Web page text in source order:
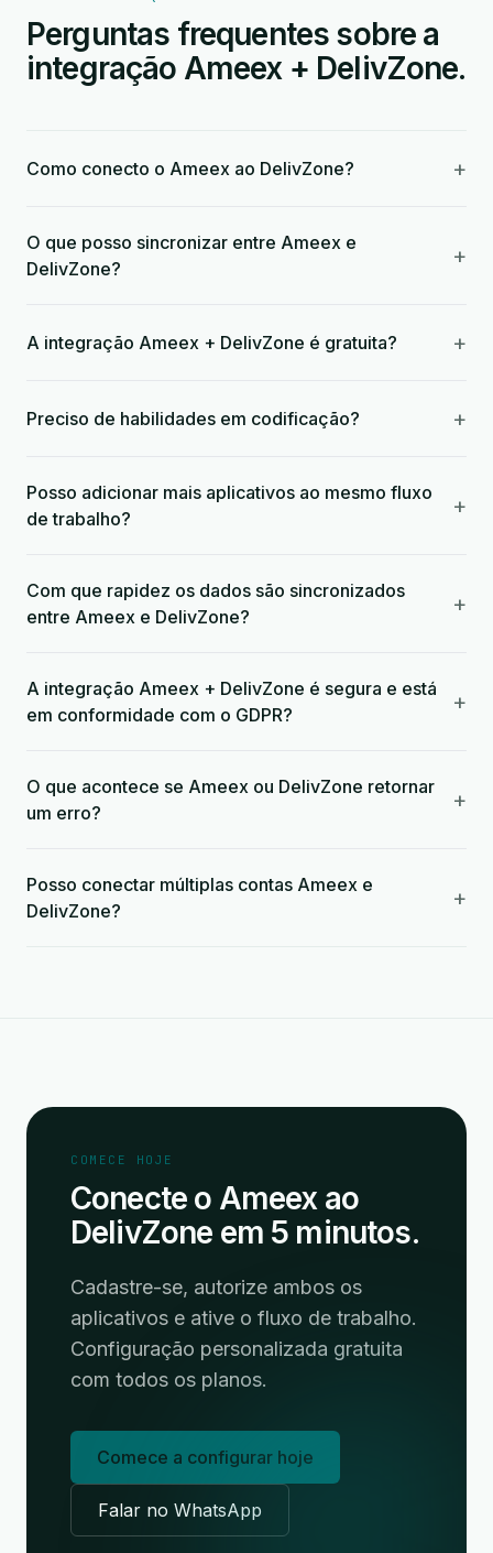
Perguntas frequentes sobre a
integração Ameex + DelivZone.
Como conecto o Ameex ao DelivZone? +
O que posso sincronizar entre Ameex e
DelivZone?
+
A integração Ameex + DelivZone é gratuita? +
Preciso de habilidades em codificação? +
Posso adicionar mais aplicativos ao mesmo fluxo
de trabalho?
+
Com que rapidez os dados são sincronizados
entre Ameex e DelivZone?
+
A integração Ameex + DelivZone é segura e está
em conformidade com o GDPR?
+
O que acontece se Ameex ou DelivZone retornar
um erro?
+
Posso conectar múltiplas contas Ameex e
DelivZone?
+
COMECE HOJE
Conecte o Ameex ao
DelivZone em 5 minutos.
Cadastre-se, autorize ambos os
aplicativos e ative o fluxo de trabalho.
Configuração personalizada gratuita
com todos os planos.
Comece a configurar hoje
Falar no WhatsApp